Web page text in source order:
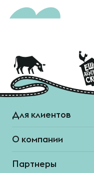
Для клиентов
О компании
Партнеры